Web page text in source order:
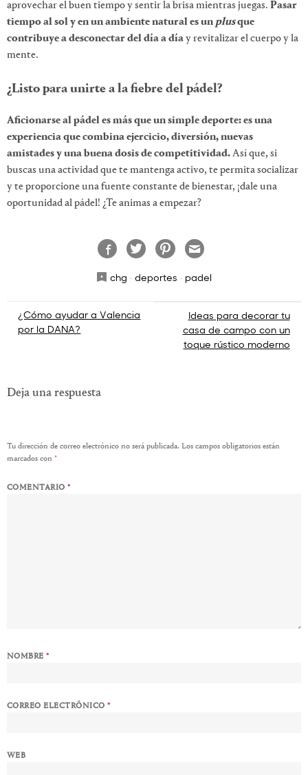
aprovechar el buen tiempo y sentir la brisa mientras juegas. Pasar
tiempo al sol y en un ambiente natural es un plusque
contribuye a desconectar del día a díay revitalizar el cuerpo y la
mente.
¿Listo para unirte a la fiebre del pádel?
Aficionarse al pádel es más que un simple deporte: es una
experiencia que combina ejercicio, diversión, nuevas
amistades y una buena dosis de competitividad.Así que, si
buscas una actividad que te mantenga activo, te permita socializar
y te proporcione una fuente constante de bienestar, ¡dale una
oportunidad al pádel! ¿Te animas a empezar?
chg · deportes · padel
Navegación
de
¿Cómo ayudar a Valencia
por la DANA?
Ideas para decorar tu
casa de campo con un
toque rústico moderno
Deja una respuesta
Tu dirección de correo electrónico no será publicada. Los campos obligatorios están
marcados con *
COMENTARIO*
NOMBRE*
CORREO ELECTRÓNICO*
WEB